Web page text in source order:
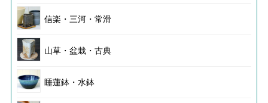
信楽・三河・常滑
山草・盆栽・古典
睡蓮鉢・水鉢